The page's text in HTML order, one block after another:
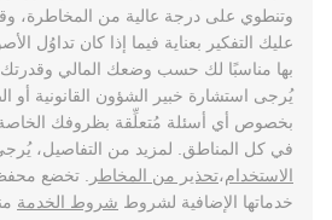
وتنطوي على درجة عالية من المخاطرة،
عليك التفكير بعناية فيما إذا كان تداوُل
بها مناسبًا لك حسب وضعك المالي
يُرجى استشارة خبير الشؤون القانونية أو
بخصوص أي أسئلة مُتعلِّقة بظروفك الخاصة.
في كل المناطق. لمزيد من التفاصيل،
الاستخدام،تحذير من المخاطر
خدماتها الإضافية لشروط شروط الخدمة